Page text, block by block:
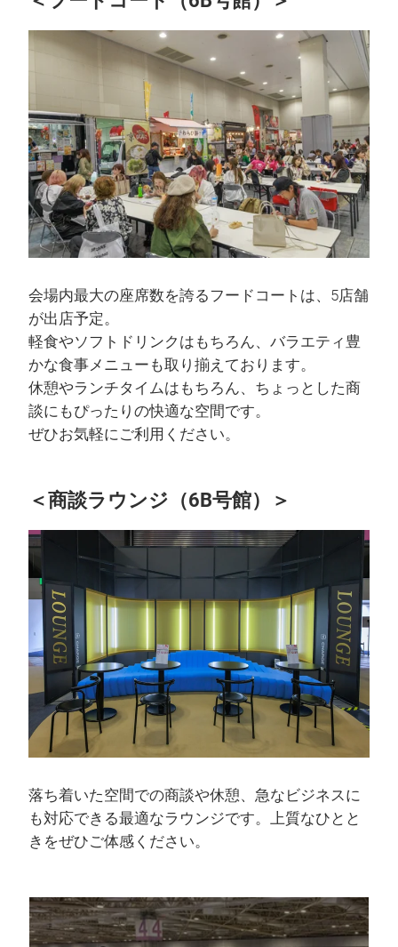
会場内最大の座席数を誇るフードコートは、5店舗
が出店予定。
軽食やソフトドリンクはもちろん、バラエティ豊
かな食事メニューも取り揃えております。
休憩やランチタイムはもちろん、ちょっとした商
談にもぴったりの快適な空間です。
ぜひお気軽にご利用ください。
＜商談ラウンジ（6B号館）＞
落ち着いた空間での商談や休憩、急なビジネスに
も対応できる最適なラウンジです。上質なひとと
きをぜひご体感ください。